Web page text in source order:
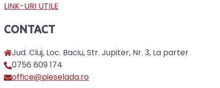
LINK-URI UTILE
CONTACT
Jud. Cluj, Loc. Baciu, Str. Jupiter, Nr. 3, La parter
0756 609 174
office@pieselada.ro